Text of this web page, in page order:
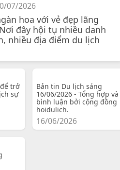
07/2026
hoa với vẻ đẹp lãng
đây hội tụ nhiều danh
nhiều địa điểm du lịch
trở
sự
Bản tin Du lịch sáng
16/06/2026 - Tổng hợp và
bình luận bởi cộng đồng
hoidulich.
16/06/2026